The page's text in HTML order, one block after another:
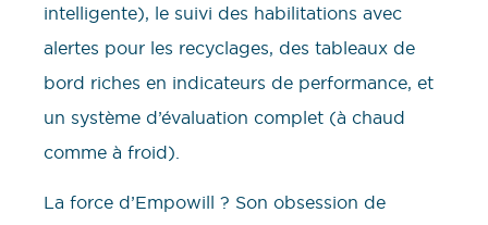
intelligente), le suivi des habilitations avec
alertes pour les recyclages, des tableaux de
bord riches en indicateurs de performance, et
un système d’évaluation complet (à chaud
comme à froid).
La force d’Empowill ? Son obsession de